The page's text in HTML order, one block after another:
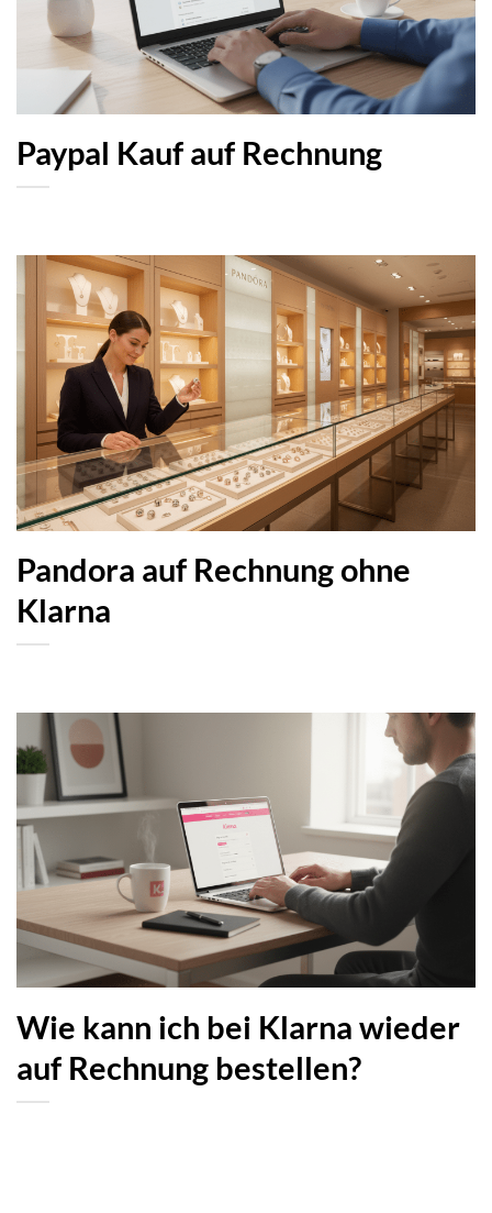
Paypal Kauf auf Rechnung
Pandora auf Rechnung ohne
Klarna
Wie kann ich bei Klarna wieder
auf Rechnung bestellen?